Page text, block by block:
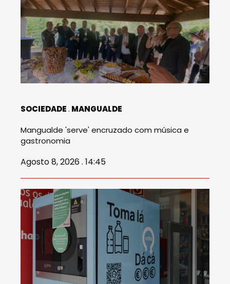
SOCIEDADE MANGUALDE
Mangualde 'serve' encruzado com música e
gastronomia
Agosto 8, 2026 . 14:45